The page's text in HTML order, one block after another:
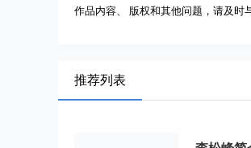
作品内容、 版权和其他问题，请及时
推荐列表